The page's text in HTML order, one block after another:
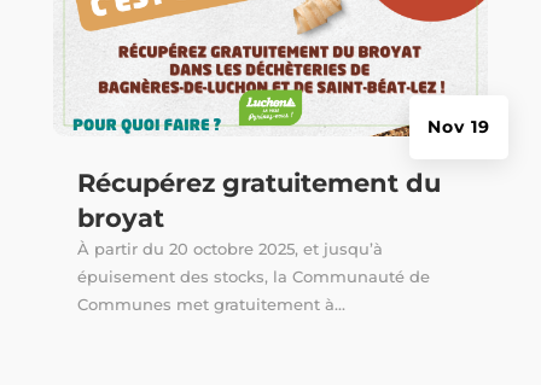
Récupérez gratuitement du
broyat
Nov 19
À partir du 20 octobre 2025, et jusqu’à
épuisement des stocks, la Communauté de
Communes met gratuitement à...